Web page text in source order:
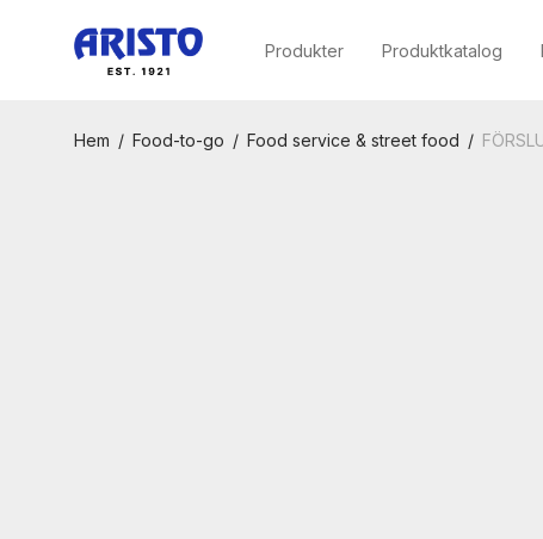
Produkter Produktkatalog
Hem / Food-to-go / Food service & street food /